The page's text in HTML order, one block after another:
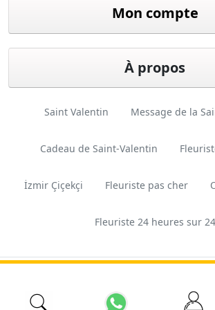
Mon compte
À propos
Saint Valentin Message de la
Cadeau de Saint-Valentin
İzmir Çiçekçi Fleuriste pas cher
Fleuriste 24 heures sur 24